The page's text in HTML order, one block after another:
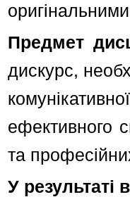
Предмет
дискурс,
ефективного
та
У результаті